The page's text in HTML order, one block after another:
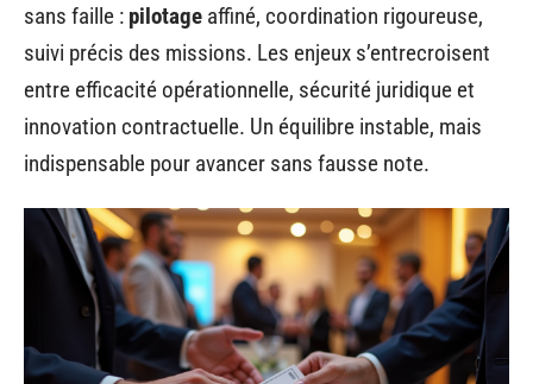
sans faille : pilotage affiné, coordination rigoureuse,
suivi précis des missions. Les enjeux s’entrecroisent
entre efficacité opérationnelle, sécurité juridique et
innovation contractuelle. Un équilibre instable, mais
indispensable pour avancer sans fausse note.